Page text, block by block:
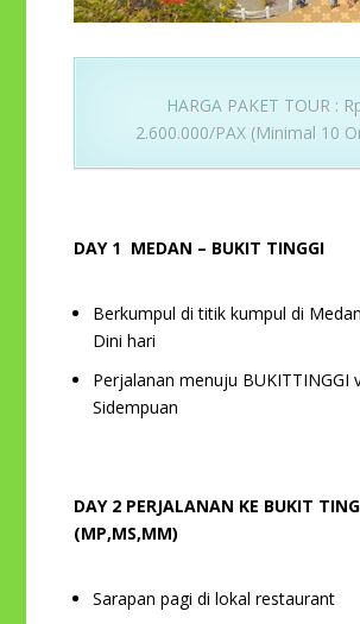
HARGA PAKET TOUR :
2.600.000/PAX (Minimal 10
DAY 1 MEDAN – BUKIT TINGGI
Berkumpul di titik kumpul di
Dini hari
Perjalanan menuju BUKITTINGGI
Sidempuan
DAY 2 PERJALANAN KE BUKIT
(MP,MS,MM)
Sarapan pagi di lokal restaurant